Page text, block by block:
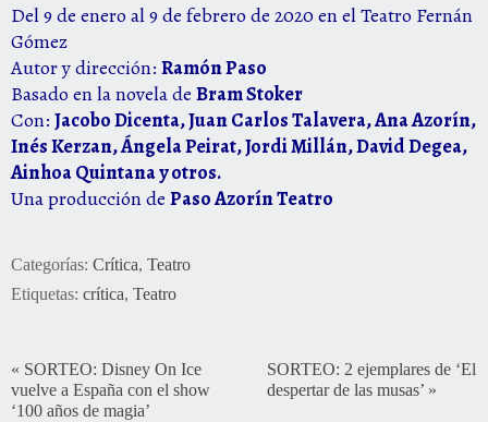
Del 9 de enero al 9 de febrero de 2020 en el Teatro Fernán
Gómez
Autor y dirección: Ramón Paso
Basado en la novela de Bram Stoker
Con: Jacobo Dicenta, Juan Carlos Talavera, Ana Azorín,
Inés Kerzan, Ángela Peirat, Jordi Millán, David Degea,
Ainhoa Quintana y otros.
Una producción de Paso Azorín Teatro
Categorías: Crítica, Teatro
Etiquetas: crítica, Teatro
« SORTEO: Disney On Ice
vuelve a España con el show
‘100 años de magia’
SORTEO: 2 ejemplares de ‘El
despertar de las musas’ »